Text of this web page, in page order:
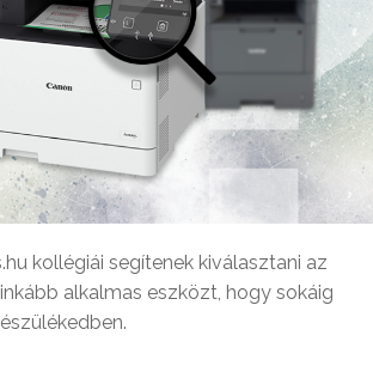
kollégiái segítenek kiválasztani az
alkalmas eszközt, hogy sokáig